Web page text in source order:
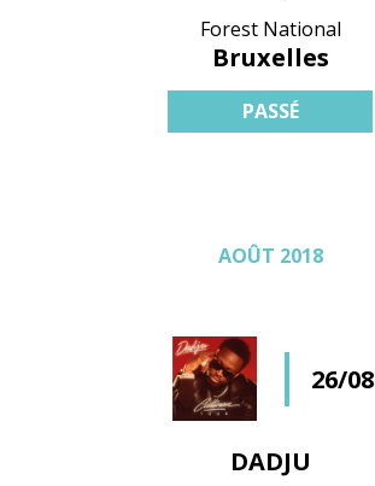
Forest National
Bruxelles
PASSÉ
AOÛT 2018
26/08
DADJU